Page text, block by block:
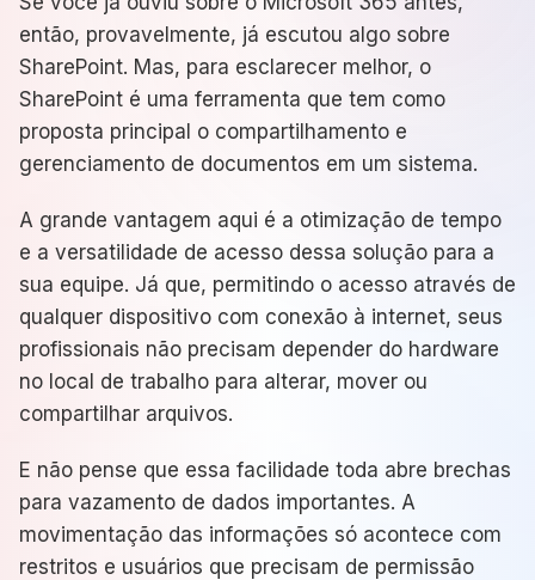
então, provavelmente, já escutou algo sobre
SharePoint. Mas, para esclarecer melhor, o
SharePoint é uma ferramenta que tem como
proposta principal o compartilhamento e
gerenciamento de documentos em um sistema.
A grande vantagem aqui é a otimização de tempo
e a versatilidade de acesso dessa solução para a
sua equipe. Já que, permitindo o acesso através de
qualquer dispositivo com conexão à internet, seus
profissionais não precisam depender do hardware
no local de trabalho para alterar, mover ou
compartilhar arquivos.
E não pense que essa facilidade toda abre brechas
para vazamento de dados importantes. A
movimentação das informações só acontece com
restritos e usuários que precisam de permissão